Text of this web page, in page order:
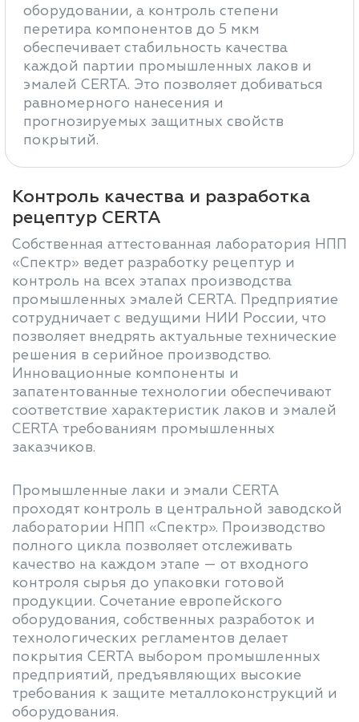
оборудовании, а контроль степени
перетира компонентов до 5 мкм
обеспечивает стабильность качества
каждой партии промышленных лаков и
эмалей CERTA. Это позволяет добиваться
равномерного нанесения и
прогнозируемых защитных свойств
покрытий.
Контроль качества и разработка
рецептур CERTA
Собственная аттестованная лаборатория НПП
«Спектр» ведет разработку рецептур и
контроль на всех этапах производства
промышленных эмалей CERTA. Предприятие
сотрудничает с ведущими НИИ России, что
позволяет внедрять актуальные технические
решения в серийное производство.
Инновационные компоненты и
запатентованные технологии обеспечивают
соответствие характеристик лаков и эмалей
CERTA требованиям промышленных
заказчиков.
Промышленные лаки и эмали CERTA
проходят контроль в центральной заводской
лаборатории НПП «Спектр». Производство
полного цикла позволяет отслеживать
качество на каждом этапе — от входного
контроля сырья до упаковки готовой
продукции. Сочетание европейского
оборудования, собственных разработок и
технологических регламентов делает
покрытия CERTA выбором промышленных
предприятий, предъявляющих высокие
требования к защите металлоконструкций и
оборудования.